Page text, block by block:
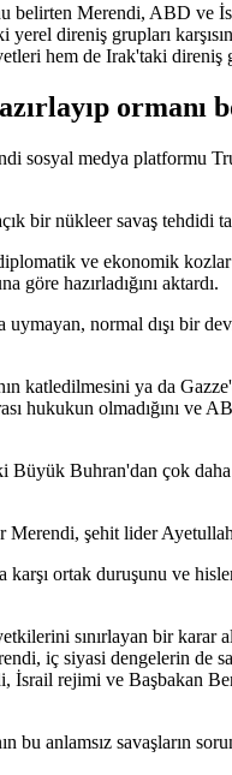
belirten Merendi, ABD ve
direniş grupları
hem de Irak'taki direniş
ormanı
sosyal medya platformu
bir nükleer savaş tehdidi
ve ekonomik
hazırladığını aktardı.
normal dışı bir
katledilmesini ya da
hukukun olmadığını ve
Büyük Buhran'dan çok
şehit lider
ortak duruşunu ve
sınırlayan bir karar
iç siyasi dengelerin
rejimi ve Başbakan
bu anlamsız savaşların